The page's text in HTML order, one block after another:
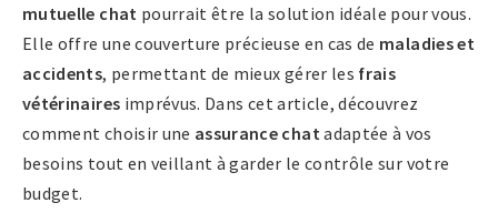
mutuelle chat pourrait être la solution idéale pour vous.
Elle offre une couverture précieuse en cas de maladies et
accidents, permettant de mieux gérer les frais
vétérinaires imprévus. Dans cet article, découvrez
comment choisir une assurance chatadaptée à vos
besoins tout en veillant à garder le contrôle sur votre
budget.